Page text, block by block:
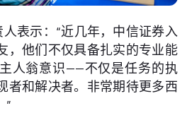
表示：“近几年，中信证券入
，他们不仅具备扎实的专业能
人翁意识——不仅是任务的执
者和解决者。非常期待更多西
”